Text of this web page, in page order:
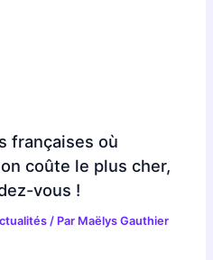
françaises où
coûte le plus cher,
vous !
/ Par Maëlys Gauthier